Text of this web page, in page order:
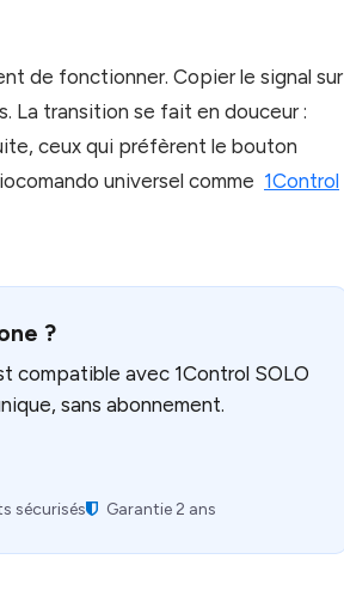
de fonctionner. Copier le signal sur
La transition se fait en douceur :
ceux qui préfèrent le bouton
universel comme 1Control
?
compatible avec 1Control SOLO
sans abonnement.
sécurisés Garantie 2 ans